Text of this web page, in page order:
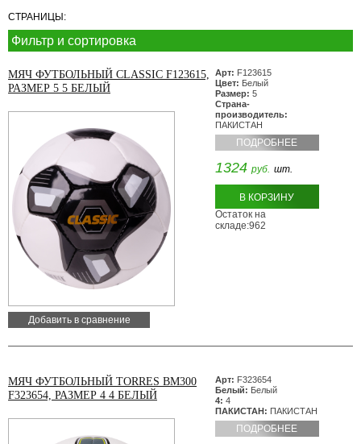
СТРАНИЦЫ:
Фильтр и сортировка
МЯЧ ФУТБОЛЬНЫЙ CLASSIC F123615,
РАЗМЕР 5 5 БЕЛЫЙ
Добавить в сравнение
Арт: F123615
Цвет: Белый
Размер: 5
Страна-
производитель:
ПАКИСТАН
ПОДРОБНЕЕ
1324 руб. шт.
В КОРЗИНУ
Остаток на
складе:962
МЯЧ ФУТБОЛЬНЫЙ TORRES BM300
F323654, РАЗМЕР 4 4 БЕЛЫЙ
Арт: F323654
Белый: Белый
4: 4
ПАКИСТАН: ПАКИСТАН
ПОДРОБНЕЕ